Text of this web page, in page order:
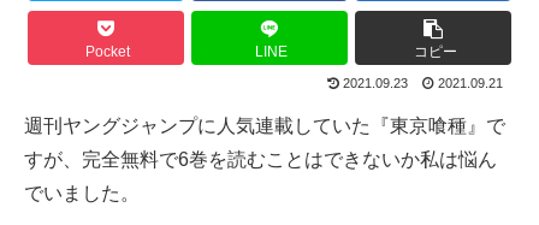
Pocket LINE コピー
2021.09.23 2021.09.21
週刊ヤングジャンプに人気連載していた『東京喰種』で
すが、完全無料で6巻を読むことはできないか私は悩ん
でいました。